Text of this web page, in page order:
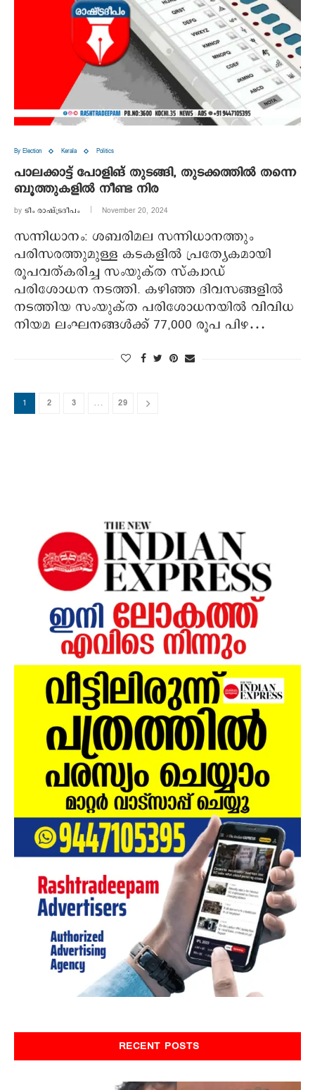
By Election Kerala Politics
പാലക്കാട്ട് പോളിങ് തുടങ്ങി, തുടക്കത്തില്‍ തന്നെ
ബൂത്തുകളില്‍ നീണ്ട നിര
by ടീം രാഷ്ട്രദീപം November 20, 2024
സന്നിധാനം: ശബരിമല സന്നിധാനത്തും
പരിസരത്തുമുള്ള കടകളിൽ പ്രത്യേകമായി
രൂപവത്കരിച്ച സംയുക്ത സ്‌ക്വാഡ്
പരിശോധന നടത്തി. കഴിഞ്ഞ ദിവസങ്ങളിൽ
നടത്തിയ സംയുക്ത പരിശോധനയിൽ വിവിധ
നിയമ ലംഘനങ്ങൾക്ക് 77,000 രൂപ പിഴ…
1 2 3 … 29
RECENT POSTS